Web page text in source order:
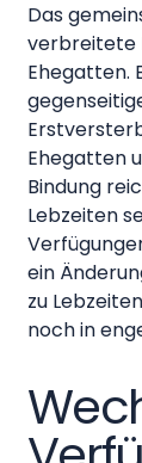
Das
verbreitete
Ehegatten.
Ehegatten
Bindung
Lebzeiten
ein
zu
noch in